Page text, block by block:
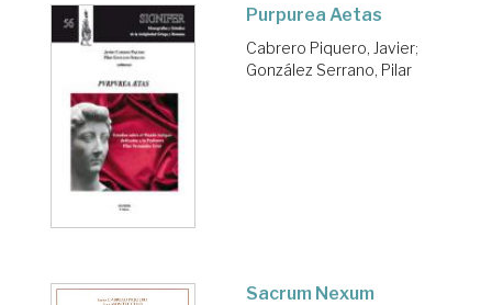
Purpurea Aetas
Cabrero Piquero, Javier;
González Serrano, Pilar
Sacrum Nexum